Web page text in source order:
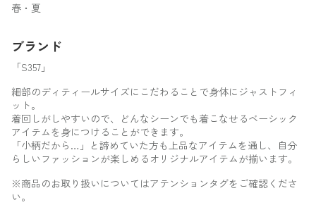
春・夏
ブランド
「S357」
細部のディティールサイズにこだわることで身体にジャストフィ
ット。
着回しがしやすいので、どんなシーンでも着こなせるベーシック
アイテムを身につけることができます。
「小柄だから…」と諦めていた方も上品なアイテムを通し、自分
らしいファッションが楽しめるオリジナルアイテムが揃います。
※商品のお取り扱いについてはアテンションタグをご確認くださ
い。